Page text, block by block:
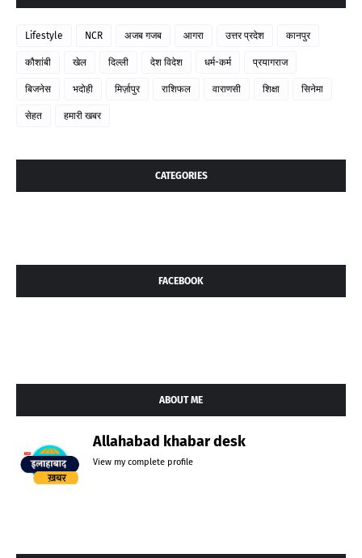
Lifestyle NCR अजब गजब आगरा उत्तर प्रदेश कानपुर
कौशांबी खेल दिल्ली देश विदेश धर्म-कर्म प्रयागराज
बिजनेस भदोही मिर्ज़ापुर राशिफल वाराणसी शिक्षा सिनेमा
सेहत हमारी खबर
CATEGORIES
FACEBOOK
ABOUT ME
Allahabad khabar desk
View my complete profile